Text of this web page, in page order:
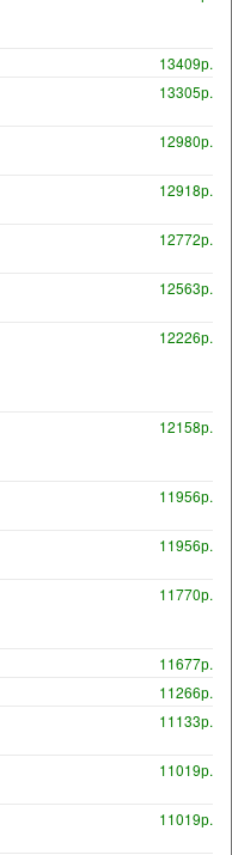
13409р.
13305р.
12980р.
12918р.
12772р.
12563р.
12226р.
12158р.
11956р.
11956р.
11770р.
11677р.
11266р.
11133р.
11019р.
11019р.